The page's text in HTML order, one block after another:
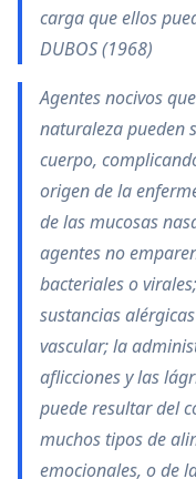
carga que ellos
DUBOS (1968)
Agentes nocivos
naturaleza pueden
cuerpo,
origen de la
de las mucosas
agentes no
bacteriales o
sustancias
vascular; la
aflicciones y las
puede resultar del
muchos tipos de
emocionales, o de